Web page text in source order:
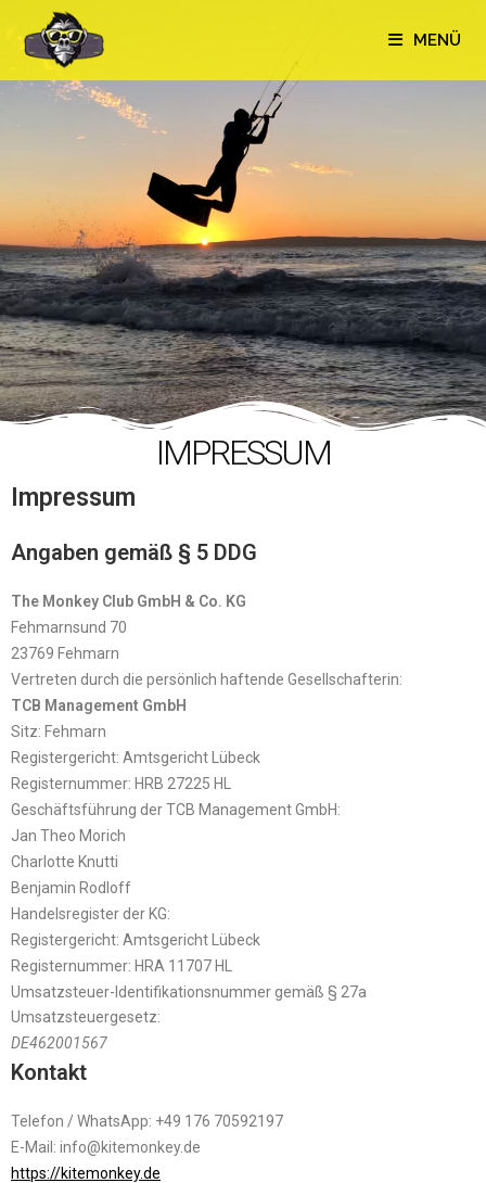
MENÜ
IMPRESSUM
Impressum
Angaben gemäß § 5 DDG
The Monkey Club GmbH & Co. KG
Fehmarnsund 70
23769 Fehmarn
Vertreten durch die persönlich haftende Gesellschafterin:
TCB Management GmbH
Sitz: Fehmarn
Registergericht: Amtsgericht Lübeck
Registernummer: HRB 27225 HL
Geschäftsführung der TCB Management GmbH:
Jan Theo Morich
Charlotte Knutti
Benjamin Rodloff
Handelsregister der KG:
Registergericht: Amtsgericht Lübeck
Registernummer: HRA 11707 HL
Umsatzsteuer-Identifikationsnummer gemäß § 27a
Umsatzsteuergesetz:
DE462001567
Kontakt
Telefon / WhatsApp: +49 176 70592197
E-Mail: info@kitemonkey.de
https://kitemonkey.de